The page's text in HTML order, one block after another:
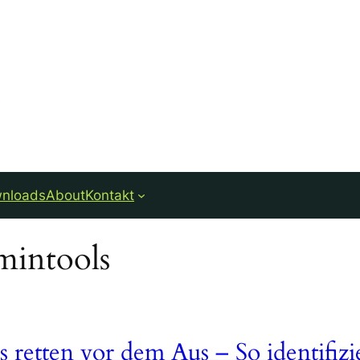
AboutKontakt
retten vor dem Aus – So